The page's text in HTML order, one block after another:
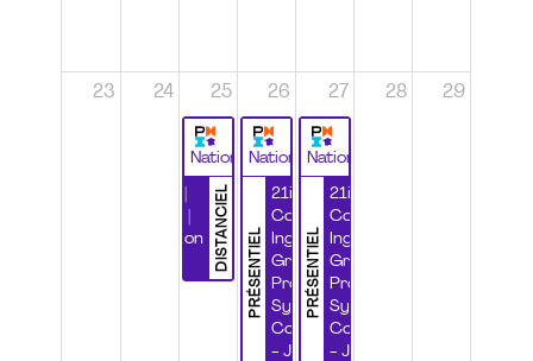
23 24 25
National
DISTANCIEL
Certification
26
National
PRÉSENTIEL
21ième
Congrès
Ingénierie
Grands
Projets et
Systèmes
Complexes
- Jour 1
27
National
PRÉSENTIEL
21ième
Congrès
Ingénierie
Grands
Projets et
Systèmes
Complexes
- Jour 2
28 29